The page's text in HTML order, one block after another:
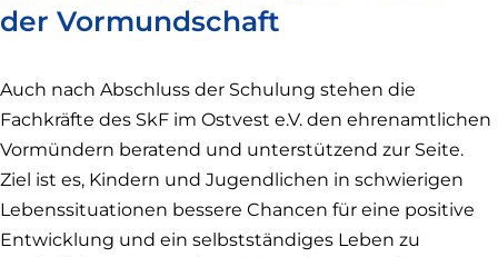
der Vormundschaft
Auch nach Abschluss der Schulung stehen die
Fachkräfte des SkF im Ostvest e.V. den ehrenamtlichen
Vormündern beratend und unterstützend zur Seite.
Ziel ist es, Kindern und Jugendlichen in schwierigen
Lebenssituationen bessere Chancen für eine positive
Entwicklung und ein selbstständiges Leben zu